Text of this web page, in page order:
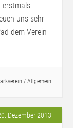
erstmals
uns sehr
dem Verein
/ Allgemein
Dezember 2013